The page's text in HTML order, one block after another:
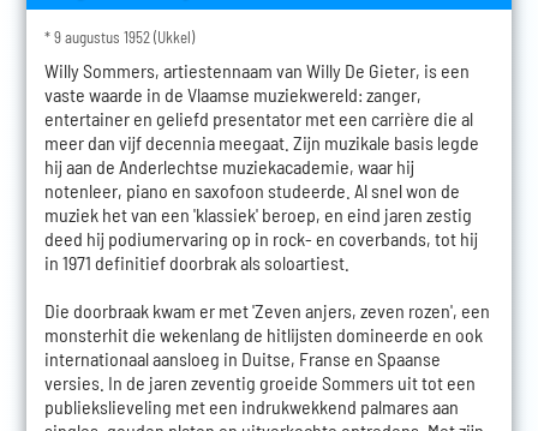
* 9 augustus 1952 (Ukkel)
Willy Sommers, artiestennaam van Willy De Gieter, is een
vaste waarde in de Vlaamse muziekwereld: zanger,
entertainer en geliefd presentator met een carrière die al
meer dan vijf decennia meegaat. Zijn muzikale basis legde
hij aan de Anderlechtse muziekacademie, waar hij
notenleer, piano en saxofoon studeerde. Al snel won de
muziek het van een 'klassiek' beroep, en eind jaren zestig
deed hij podiumervaring op in rock- en coverbands, tot hij
in 1971 definitief doorbrak als soloartiest.
Die doorbraak kwam er met 'Zeven anjers, zeven rozen', een
monsterhit die wekenlang de hitlijsten domineerde en ook
internationaal aansloeg in Duitse, Franse en Spaanse
versies. In de jaren zeventig groeide Sommers uit tot een
publiekslieveling met een indrukwekkend palmares aan